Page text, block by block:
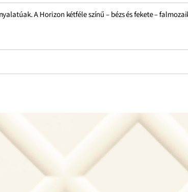
A Horizon kétféle színű – bézs és fekete –